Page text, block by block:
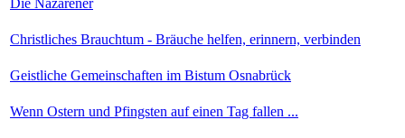
Christliches Brauchtum - Bräuche helfen, erinnern, verbinden
Geistliche Gemeinschaften im Bistum Osnabrück
Wenn Ostern und Pfingsten auf einen Tag fallen ...